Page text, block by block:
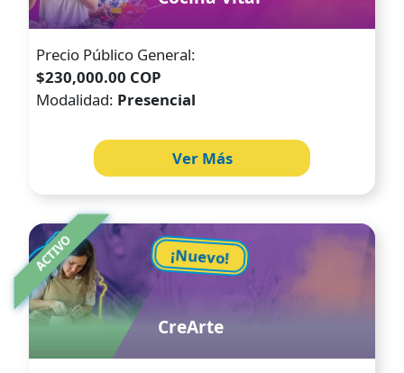
Precio Público General:
$230,000.00 COP
Modalidad: Presencial
Ver Más
ACTIVO ¡Nuevo!
Image
CreArte